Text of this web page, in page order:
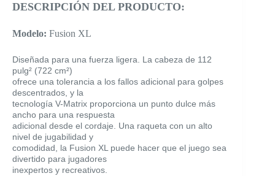
DESCRIPCIÓN DEL PRODUCTO:
Modelo: Fusion XL
Diseñada para una fuerza ligera. La cabeza de 112
pulg² (722 cm²)
ofrece una tolerancia a los fallos adicional para golpes
descentrados, y la
tecnología V-Matrix proporciona un punto dulce más
ancho para una respuesta
adicional desde el cordaje. Una raqueta con un alto
nivel de jugabilidad y
comodidad, la Fusion XL puede hacer que el juego sea
divertido para jugadores
inexpertos y recreativos.